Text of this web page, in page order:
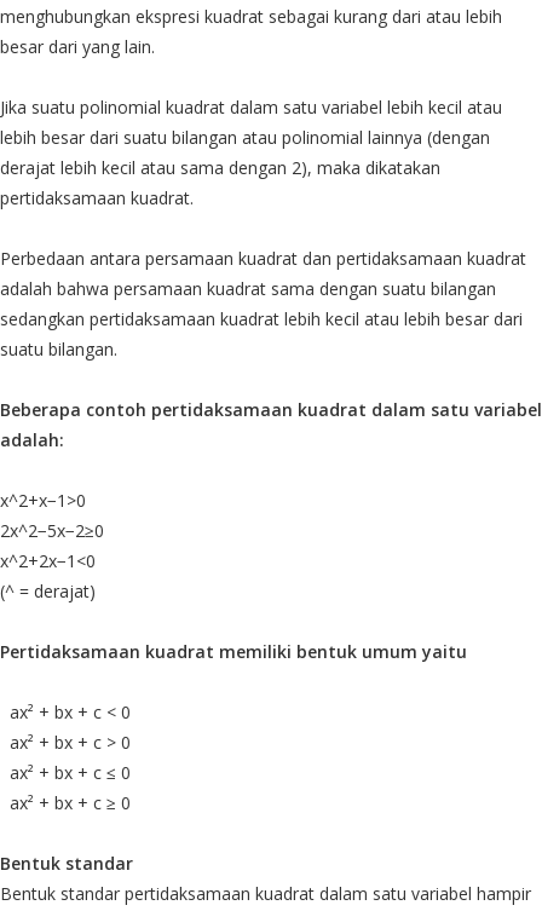
menghubungkan ekspresi kuadrat sebagai kurang dari atau lebih
besar dari yang lain.
Jika suatu polinomial kuadrat dalam satu variabel lebih kecil atau
lebih besar dari suatu bilangan atau polinomial lainnya (dengan
derajat lebih kecil atau sama dengan 2), maka dikatakan
pertidaksamaan kuadrat.
Perbedaan antara persamaan kuadrat dan pertidaksamaan kuadrat
adalah bahwa persamaan kuadrat sama dengan suatu bilangan
sedangkan pertidaksamaan kuadrat lebih kecil atau lebih besar dari
suatu bilangan.
Beberapa contoh pertidaksamaan kuadrat dalam satu variabel
adalah:
x^2+x−1>0
2x^2−5x−2≥0
x^2+2x−1<0
(^ = derajat)
Pertidaksamaan kuadrat memiliki bentuk umum yaitu
ax² + bx + c < 0
ax² + bx + c > 0
ax² + bx + c ≤ 0
ax² + bx + c ≥ 0
Bentuk standar
Bentuk standar pertidaksamaan kuadrat dalam satu variabel hampir